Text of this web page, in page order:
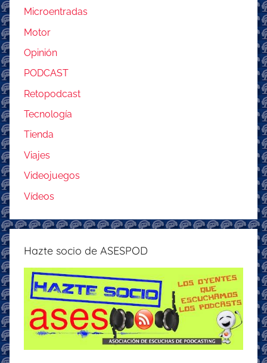
Microentradas
Motor
Opinión
PODCAST
Retopodcast
Tecnología
Tienda
Viajes
Videojuegos
Vídeos
Hazte socio de ASESPOD